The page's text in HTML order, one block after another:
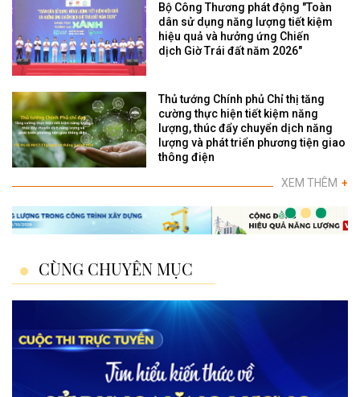
Bộ Công Thương phát động "Toàn
dân sử dụng năng lượng tiết kiệm
hiệu quả và hưởng ứng Chiến
dịch Giờ Trái đất năm 2026"
Thủ tướng Chính phủ Chỉ thị tăng
cường thực hiện tiết kiệm năng
lượng, thúc đẩy chuyển dịch năng
lượng và phát triển phương tiện giao
thông điện
XEM THÊM +
CÙNG CHUYÊN MỤC